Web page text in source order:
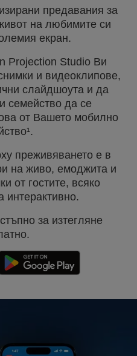
предавания за
на любимите си
екран.
Projection Studio Ви
и видеоклипове,
слайдшоута и да
семейство да се
от Вашето мобилно
преживяването е в
на живо, емоджита и
от гостите, всяко
интерактивно.
за изтегляне